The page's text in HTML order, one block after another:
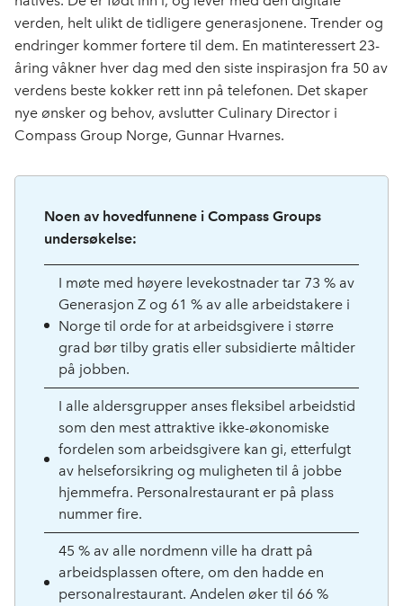
verden, helt ulikt de tidligere generasjonene. Trender og
endringer kommer fortere til dem. En matinteressert 23-
åring våkner hver dag med den siste inspirasjon fra 50 av
verdens beste kokker rett inn på telefonen. Det skaper
nye ønsker og behov, avslutter Culinary Director i
Compass Group Norge, Gunnar Hvarnes.
Noen av hovedfunnene i Compass Groups
undersøkelse:
I møte med høyere levekostnader tar 73 % av
Generasjon Z og 61 % av alle arbeidstakere i
Norge til orde for at arbeidsgivere i større
grad bør tilby gratis eller subsidierte måltider
på jobben.
I alle aldersgrupper anses fleksibel arbeidstid
som den mest attraktive ikke-økonomiske
fordelen som arbeidsgivere kan gi, etterfulgt
av helseforsikring og muligheten til å jobbe
hjemmefra. Personalrestaurant er på plass
nummer fire.
45 % av alle nordmenn ville ha dratt på
arbeidsplassen oftere, om den hadde en
personalrestaurant. Andelen øker til 66 %